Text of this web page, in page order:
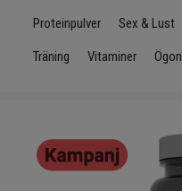
Infrarött Ljus
Vattenrening & Övrigt
Fyndlådan
Proteinpulver Sex & Lust
Träning Vitaminer Ögon